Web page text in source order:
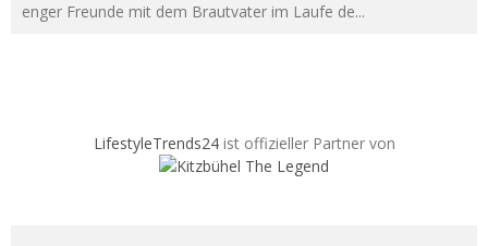
enger Freunde mit dem Brautvater im Laufe de...
LifestyleTrends24ist offizieller Partner von